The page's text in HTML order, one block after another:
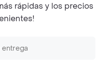
Twitter
Instagram
rights reserved.
rápidas y los precios